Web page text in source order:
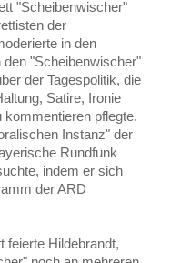
"Scheibenwischer"
der
in den
den "Scheibenwischer"
der Tagespolitik, die
Satire, Ironie
pflegte.
Instanz" der
Rundfunk
indem er sich
der ARD
feierte Hildebrandt,